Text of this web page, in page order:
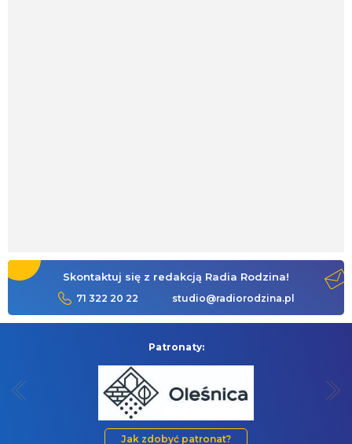
Skontaktuj się z redakcją Radia Rodzina!
71 322 20 22 studio@radiorodzina.pl
Patronaty:
Jak zdobyć patronat?